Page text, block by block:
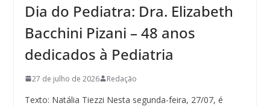
Dia do Pediatra: Dra. Elizabeth
Bacchini Pizani – 48 anos
dedicados à Pediatria
27 de julho de 2026 Redação
Texto: Natália Tiezzi Nesta segunda-feira, 27/07, é